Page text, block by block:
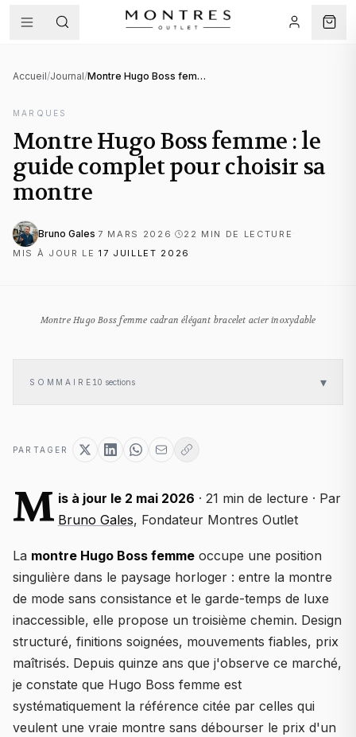
Accueil/Journal/ Montre Hugo Boss femme : le guide complet pour choisir sa montre
MARQUES
Montre Hugo Boss femme : le
guide complet pour choisir sa
montre
Bruno Gales 7 MARS 2026 22 MIN DE LECTURE
MIS À JOUR LE 17 JUILLET 2026
Montre Hugo Boss femme cadran élégant bracelet acier inoxydable
SOMMAIRE 10 sections ▾
PARTAGER
M is à jour le 2 mai 2026 · 21 min de lecture · Par
Bruno Gales, Fondateur Montres Outlet
La montre Hugo Boss femme occupe une position
singulière dans le paysage horloger : entre la montre
de mode sans consistance et le garde-temps de luxe
inaccessible, elle propose un troisième chemin. Design
structuré, finitions soignées, mouvements fiables, prix
maîtrisés. Depuis quinze ans que j'observe ce marché,
je constate que Hugo Boss femme est
systématiquement la référence citée par celles qui
veulent une vraie montre sans débourser le prix d'un